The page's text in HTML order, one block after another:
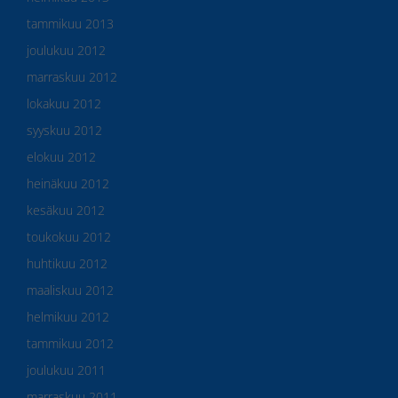
tammikuu 2013
joulukuu 2012
marraskuu 2012
lokakuu 2012
syyskuu 2012
elokuu 2012
heinäkuu 2012
kesäkuu 2012
toukokuu 2012
huhtikuu 2012
maaliskuu 2012
helmikuu 2012
tammikuu 2012
joulukuu 2011